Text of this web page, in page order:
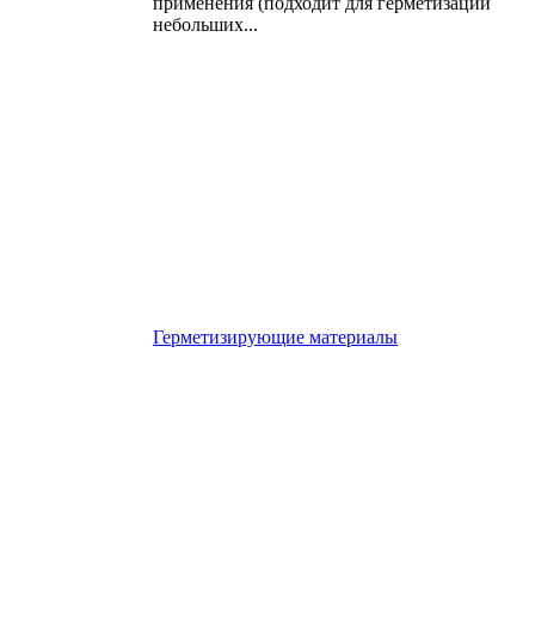
небольших...
Герметизирующие материалы